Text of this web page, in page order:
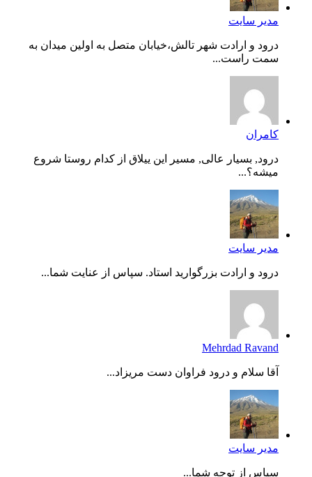
مدیر سایت
درود و ارادت شهر تالش،خیابان متصل به اولین میدان به
سمت راست...
کامران
درود, بسیار عالی, مسیر این ییلاق از کدام روستا شروع
میشه؟...
مدیر سایت
درود و ارادت بزرگوارید استاد. سپاس از عنایت شما...
Mehrdad Ravand
آقا سلام و درود فراوان دست مریزاد...
مدیر سایت
سپاس از توجه شما...